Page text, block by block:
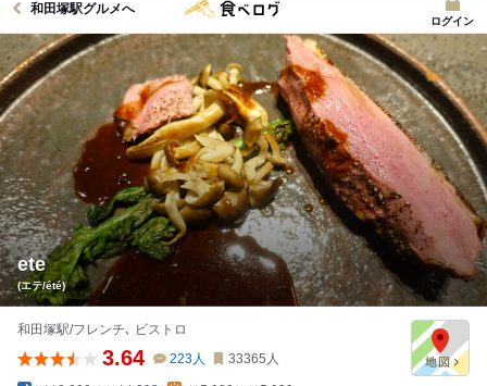
和田塚駅グルメへ
ログイン
ete
(エテ/été)
和田塚駅/フレンチ､ ビストロ
3.64 223人 33365 人